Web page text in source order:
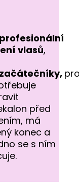
profesionální
vlasů,
začátečníky,
před
má
konec a
se s ním